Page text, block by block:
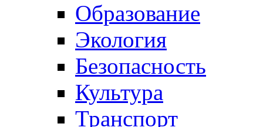
Образование
Экология
Безопасность
Культура
Транспорт